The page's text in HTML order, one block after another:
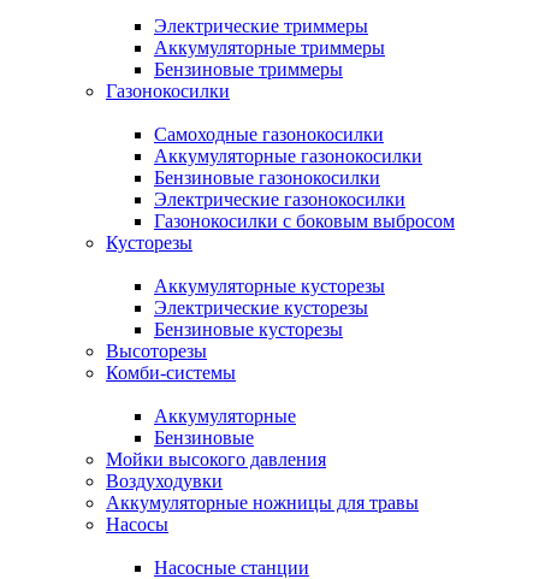
Электрические триммеры
Аккумуляторные триммеры
Бензиновые триммеры
Газонокосилки
Самоходные газонокосилки
Аккумуляторные газонокосилки
Бензиновые газонокосилки
Электрические газонокосилки
Газонокосилки с боковым выбросом
Кусторезы
Аккумуляторные кусторезы
Электрические кусторезы
Бензиновые кусторезы
Высоторезы
Комби-системы
Аккумуляторные
Бензиновые
Мойки высокого давления
Воздуходувки
Аккумуляторные ножницы для травы
Насосы
Насосные станции